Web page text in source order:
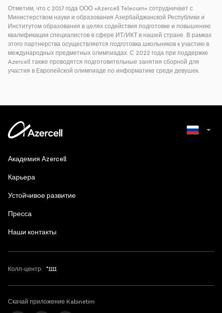
Отметим, что с 2017 года ООО «Azercell Telecom» сотрудничает с
Министерством науки и образования Азербайджанской Республики и
Институтом образования в целях содействия подготовке и повышению
квалификации специалистов в сфере ИТ/ИКТ в нашей стране. В рамках
этого партнерства осуществляется подготовка школьников к участию в
международных предметных олимпиадах. С 2022 года при поддержке
Azercell также проводятся подготовительные занятия сборной для
участия в Европейской олимпиаде по информатике среди девушек.
Академия Azercell
Карьера
Устойчивое развитие
Пресса
Наши контакты
Колл-центр: *1111
Скачай приложение Kabinetim